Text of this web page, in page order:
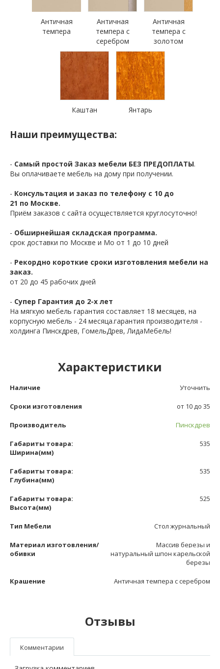
Античная
темпера
Античная
темпера с
серебром
Античная
темпера с
золотом
Каштан Янтарь
Наши преимущества:
- Самый простой Заказ мебели БЕЗ ПРЕДОПЛАТЫ.
Вы оплачиваете мебель на дому при получении.
- Консультация и заказ по телефону с 10 до
21 по Москве.
Приём заказов с сайта осуществляется круглосуточно!
- Обширнейшая складская программа.
срок доставки по Москве и Мо от 1 до 10 дней
- Рекордно короткие сроки изготовления мебели на
заказ.
от 20 до 45 рабочих дней
- Супер Гарантия до 2-х лет
На мягкую мебель гарантия составляет 18 месяцев, на
корпусную мебель - 24 месяца.гарантия производителя -
холдинга Пинскдрев, ГомельДрев, ЛидаМебель!
Характеристики
Наличие Уточнить
Сроки изготовления от 10 до 35
Производитель Пинскдрев
Габариты товара:
Ширина(мм)
535
Габариты товара:
Глубина(мм)
535
Габариты товара:
Высота(мм)
525
Тип Мебели Стол журнальный
Материал изготовления/
обивки
Массив березы и
натуральный шпон карельской
березы
Крашение Античная темпера с серебром
Отзывы
Комментарии